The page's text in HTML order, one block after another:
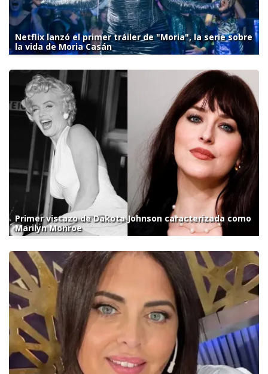
Netflix lanzó el primer tráiler de "Moria", la serie sobre
la vida de Moria Casán
Primer vistazo de Dakota Johnson caracterizada como
Marilyn Monroe